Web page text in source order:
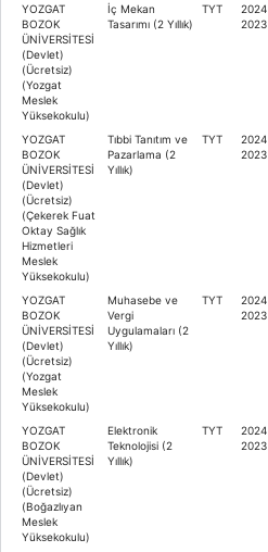
YOZGAT
BOZOK
ÜNİVERSİTESİ
(Devlet)
(Ücretsiz)
(Yozgat
Meslek
Yüksekokulu)
İç Mekan
Tasarımı (2 Yıllık)
TYT
2024
2023
YOZGAT
BOZOK
ÜNİVERSİTESİ
(Devlet)
(Ücretsiz)
(Çekerek Fuat
Oktay Sağlık
Hizmetleri
Meslek
Yüksekokulu)
Tıbbi Tanıtım ve
Pazarlama (2
Yıllık)
TYT
2024
2023
YOZGAT
BOZOK
ÜNİVERSİTESİ
(Devlet)
(Ücretsiz)
(Yozgat
Meslek
Yüksekokulu)
Muhasebe ve
Vergi
Uygulamaları (2
Yıllık)
TYT
2024
2023
YOZGAT
BOZOK
ÜNİVERSİTESİ
(Devlet)
(Ücretsiz)
(Boğazlıyan
Meslek
Yüksekokulu)
Elektronik
Teknolojisi (2
Yıllık)
TYT
2024
2023